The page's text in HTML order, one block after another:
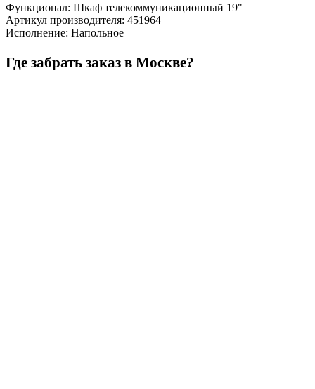
Функционал: Шкаф телекоммуникационный 19"
Артикул производителя: 451964
Исполнение: Напольное
Где забрать заказ в Москве?